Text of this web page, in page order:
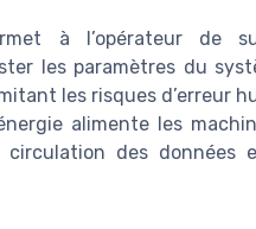
à l’opérateur de
les paramètres du
les risques d’erreur
alimente les
des données